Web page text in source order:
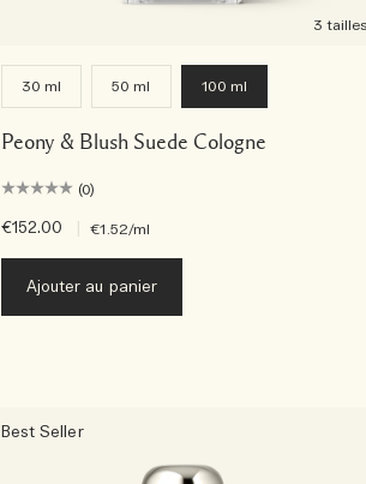
3 tailles
30 ml 50 ml 100 ml
Peony & Blush Suede Cologne
(0)
€152.00 €1.52/ml
Ajouter au panier
Best Seller